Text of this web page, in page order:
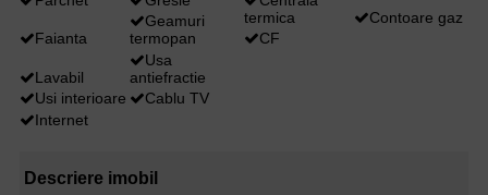
Faianta
Geamuri
termopan
Lavabil
Usa
antiefractie
Usi interioare
Cablu TV
Internet
termica
Contoare gaz
CF
Descriere imobil